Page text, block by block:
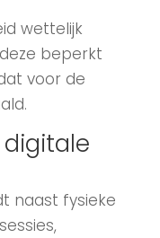
wettelijk
beperkt
voor de
digitale
naast fysieke